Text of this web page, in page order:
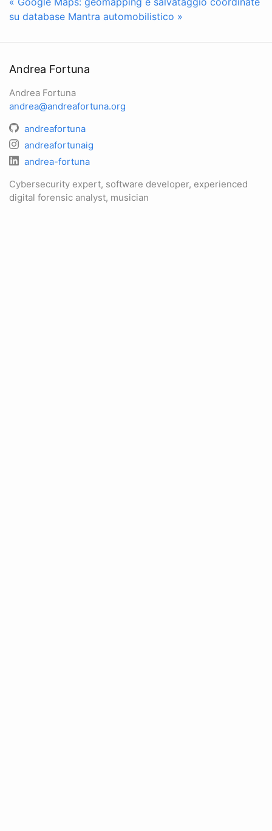
su database Mantra automobilistico »
Andrea Fortuna
Andrea Fortuna
andrea@andreafortuna.org
andreafortuna
andreafortunaig
andrea-fortuna
Cybersecurity expert, software developer, experienced
digital forensic analyst, musician